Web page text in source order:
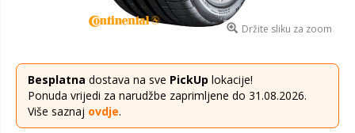
Držite sliku za zoom
Besplatna dostava na sve PickUp lokacije!
Ponuda vrijedi za narudžbe zaprimljene do 31.08.2026.
Više saznaj ovdje.